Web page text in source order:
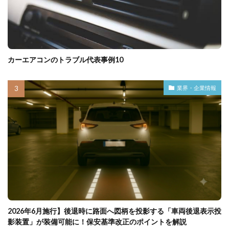
カーエアコンのトラブル代表事例10
業界・企業情報
2026年6月施行】後退時に路面へ図柄を投影する「車両後退表示投
影装置」が装備可能に！保安基準改正のポイントを解説